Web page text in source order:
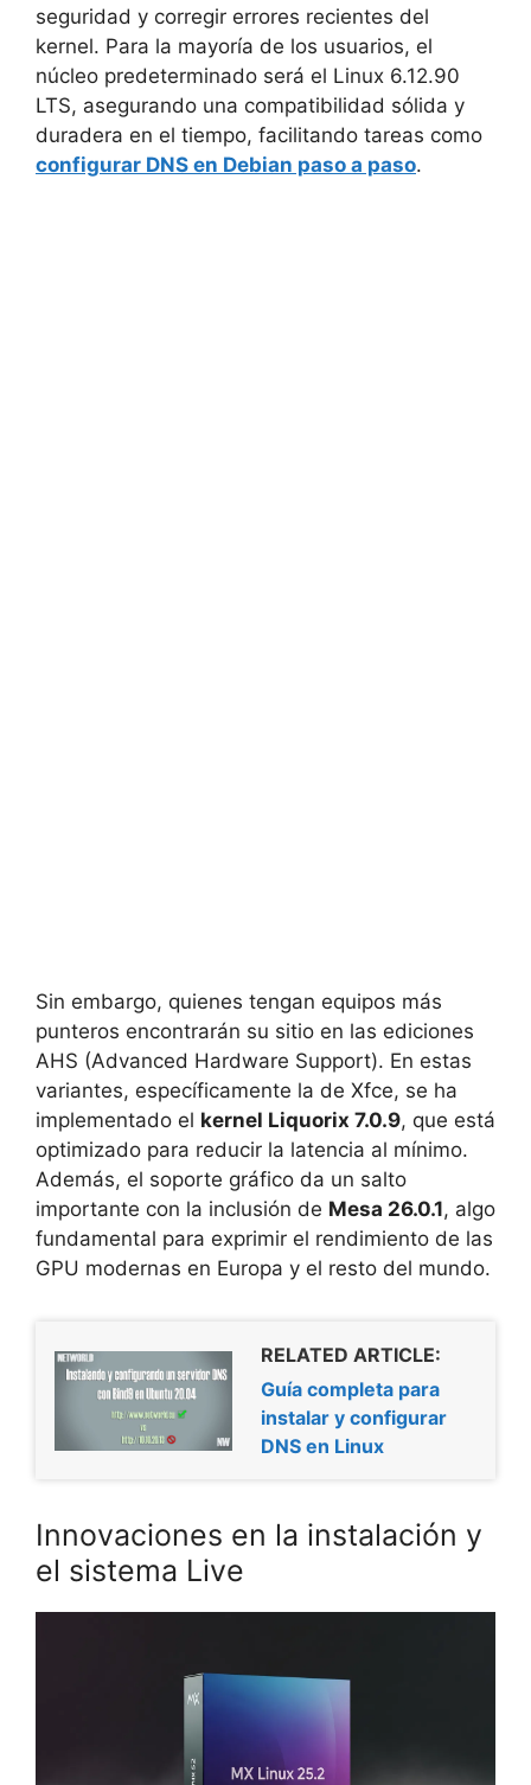
seguridad y corregir errores recientes del
kernel. Para la mayoría de los usuarios, el
núcleo predeterminado será el Linux 6.12.90
LTS, asegurando una compatibilidad sólida y
duradera en el tiempo, facilitando tareas como
configurar DNS en Debian paso a paso.
Sin embargo, quienes tengan equipos más
punteros encontrarán su sitio en las ediciones
AHS (Advanced Hardware Support). En estas
variantes, específicamente la de Xfce, se ha
implementado el kernel Liquorix 7.0.9, que está
optimizado para reducir la latencia al mínimo.
Además, el soporte gráfico da un salto
importante con la inclusión de Mesa 26.0.1, algo
fundamental para exprimir el rendimiento de las
GPU modernas en Europa y el resto del mundo.
RELATED ARTICLE:
Guía completa para
instalar y configurar
DNS en Linux
Innovaciones en la instalación y
el sistema Live